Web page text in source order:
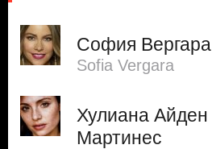
София Вергара
Sofi­a Vergara
Хулиана Айден
Мартинес